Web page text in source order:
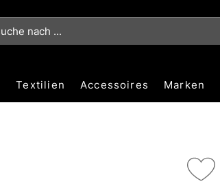
Textilien Accessoires Marken